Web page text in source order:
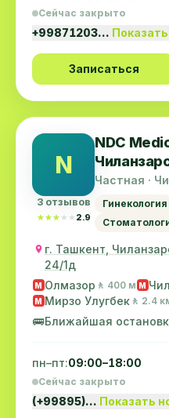
Сейчас закрыто
+99871203…
Записаться
N
3 отзывов
★★★★★
★★★★★ 2.9
NDC
Частная ·
Гинекология
г. Ташкент,
24/1д
M Олмазор 🚶 400 м M
M Мирзо Улугбек 🚶 2.4
🚌Ближайшая
пн–пт:09:00–18:00
Сейчас закрыто
(+99895)… Показать